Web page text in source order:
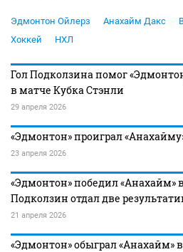
Эдмонтон Ойлерз Анахайм Дакс
Хоккей
НХЛ
Гол Подколзина помог
в матче Кубка Стэнли
29 апреля 2026
«Эдмонтон» проиграл
23 апреля 2026
«Эдмонтон» победил «Анахайм»
Подколзин отдал две
21 апреля 2026
«Эдмонтон» обыграл «Анахайм»